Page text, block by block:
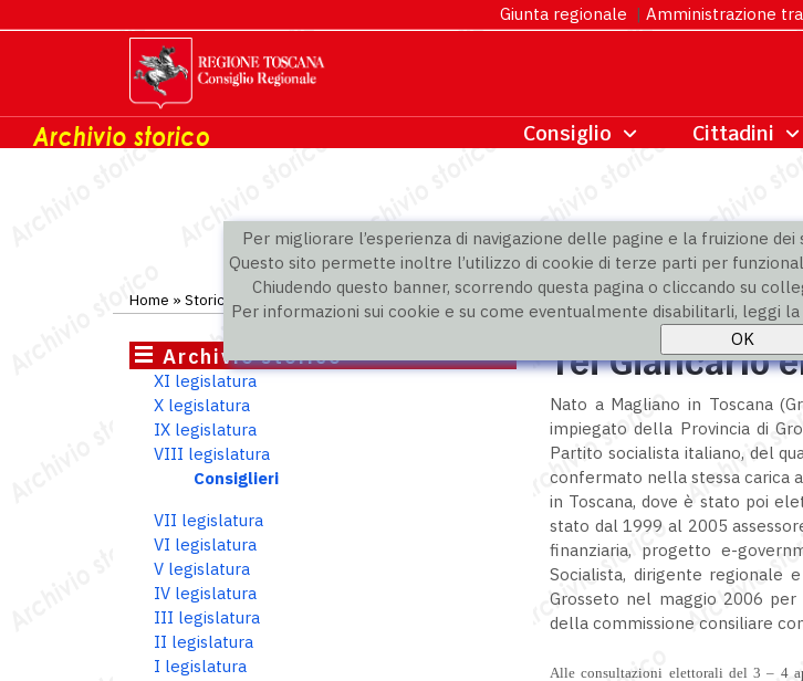
Per migliorare l’esperienza di navigazione delle pagine e la fruizione
Questo sito permette inoltre l’utilizzo di cookie di terze parti per
Chiudendo questo banner, scorrendo questa pagina o cliccando su
Per informazioni sui cookie e su come eventualmente disabilitarli, leggi la
Giunta regionale | Amministrazione
Home » Storico VIII legislatura»Consiglieri
Archivio storico
XI legislatura
X legislatura
IX legislatura
VIII legislatura
Consiglieri
VII legislatura
VI legislatura
V legislatura
IV legislatura
III legislatura
II legislatura
I legislatura
Tei Giancarlo
Nato a Magliano in Toscana
impiegato della Provincia di
Partito socialista italiano, del
confermato nella stessa carica
in Toscana, dove è stato poi
stato dal 1999 al 2005
finanziaria, progetto e-
Socialista, dirigente regionale
Grosseto nel maggio 2006
della commissione consiliare
Alle consultazioni elettorali del 3 – 4